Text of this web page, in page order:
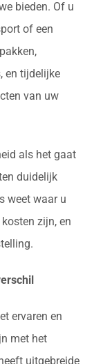
bieden. Of u
of een
en tijdelijke
van uw
als het gaat
duidelijk
weet waar u
zijn, en
ervaren en
met het
uitgebreide